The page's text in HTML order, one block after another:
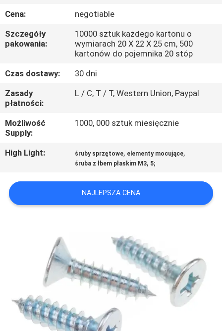
SITEMAP
PRIVACY
Cena:
negotiable
Szczegóły
pakowania:
10000 sztuk każdego kartonu o
wymiarach 20 X 22 X 25 cm, 500
kartonów do pojemnika 20 stóp
Czas dostawy:
30 dni
Zasady
płatności:
L / C, T / T, Western Union, Paypal
Możliwość
Supply:
1000, 000 sztuk miesięcznie
High Light: śruby sprzętowe, elementy mocujące,
śruba z łbem płaskim M3, 5;
NAJLEPSZA CENA